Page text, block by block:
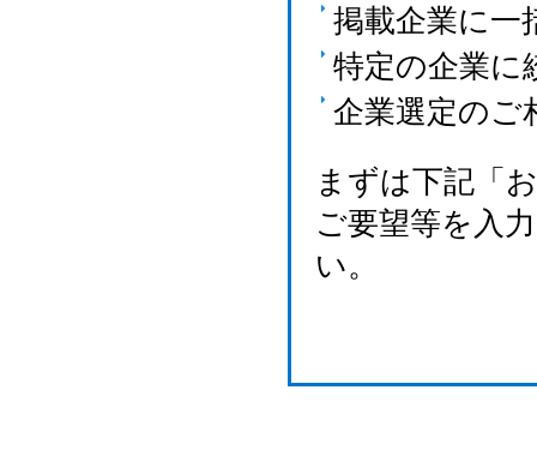
掲載企業に一
特定の企業に
企業選定のご
まずは下記「
ご要望等を入
い。